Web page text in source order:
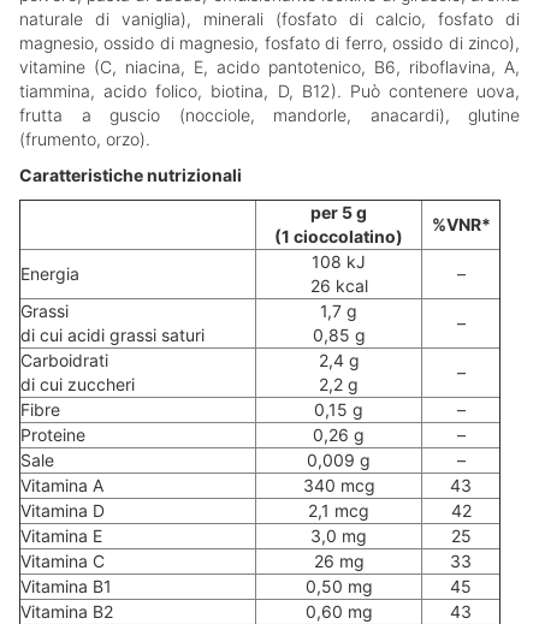
naturale di vaniglia), minerali (fosfato di calcio, fosfato di
magnesio, ossido di magnesio, fosfato di ferro, ossido di zinco),
vitamine (C, niacina, E, acido pantotenico, B6, riboflavina, A,
tiammina, acido folico, biotina, D, B12). Può contenere uova,
frutta a guscio (nocciole, mandorle, anacardi), glutine
(frumento, orzo).
Caratteristiche nutrizionali
per 5 g
(1 cioccolatino)
%VNR*
Energia
108 kJ
26 kcal
–
Grassi
di cui acidi grassi saturi
1,7 g
0,85 g
–
Carboidrati
di cui zuccheri
2,4 g
2,2 g
–
Fibre
0,15 g
–
Proteine
0,26 g
–
Sale
0,009 g
–
Vitamina A
340 mcg
43
Vitamina D
2,1 mcg
42
Vitamina E
3,0 mg
25
Vitamina C
26 mg
33
Vitamina B1
0,50 mg
45
Vitamina B2
0,60 mg
43